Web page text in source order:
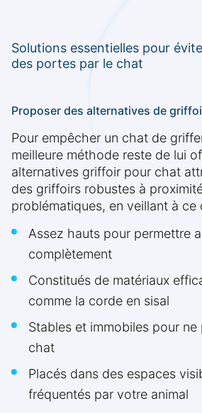
Solutions essentielles pour
des portes par le chat
Proposer des alternatives de
Pour empêcher un chat de
meilleure méthode reste de lui
alternatives griffoir pour chat
des griffoirs robustes à
problématiques, en veillant à ce
Assez hauts pour permettre
complètement
Constitués de matériaux
comme la corde en sisal
Stables et immobiles pour
chat
Placés dans des espaces
fréquentés par votre animal